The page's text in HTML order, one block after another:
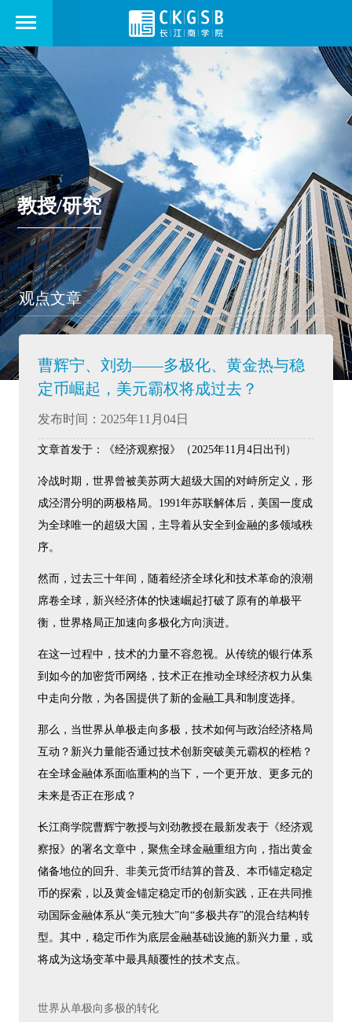
教授/研究
观点文章
曹辉宁、刘劲——多极化、黄金热与稳
定币崛起，美元霸权将成过去？
发布时间：2025年11月04日
文章首发于：《经济观察报》（2025年11月4日出刊）
冷战时期，世界曾被美苏两大超级大国的对峙所定义，形
成泾渭分明的两极格局。1991年苏联解体后，美国一度成
为全球唯一的超级大国，主导着从安全到金融的多领域秩
序。
然而，过去三十年间，随着经济全球化和技术革命的浪潮
席卷全球，新兴经济体的快速崛起打破了原有的单极平
衡，世界格局正加速向多极化方向演进。
在这一过程中，技术的力量不容忽视。从传统的银行体系
到如今的加密货币网络，技术正在推动全球经济权力从集
中走向分散，为各国提供了新的金融工具和制度选择。
那么，当世界从单极走向多极，技术如何与政治经济格局
互动？新兴力量能否通过技术创新突破美元霸权的桎梏？
在全球金融体系面临重构的当下，一个更开放、更多元的
未来是否正在形成？
长江商学院曹辉宁教授与刘劲教授在最新发表于《经济观
察报》的署名文章中，聚焦全球金融重组方向，指出黄金
储备地位的回升、非美元货币结算的普及、本币锚定稳定
币的探索，以及黄金锚定稳定币的创新实践，正在共同推
动国际金融体系从“美元独大”向“多极共存”的混合结构转
型。其中，稳定币作为底层金融基础设施的新兴力量，或
将成为这场变革中最具颠覆性的技术支点。
世界从单极向多极的转化